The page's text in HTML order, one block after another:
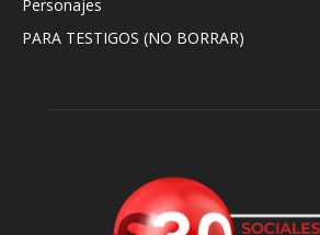
Personajes
PARA TESTIGOS (NO BORRAR)